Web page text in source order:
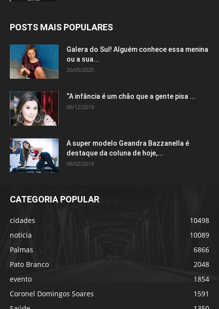
POSTS MAIS POPULARES
Galera do Sul! Alguém conhece essa menina
ou a sua...
26/05/2020
“A infância é um chão que a gente pisa ...
06/12/2019
A super modelo Geandra Bazzanella é
destaque da coluna de hoje,...
08/02/2019
CATEGORIA POPULAR
cidades
10498
noticia
10089
Palmas
6866
Pato Branco
2048
evento
1854
Coronel Domingos Soares
1591